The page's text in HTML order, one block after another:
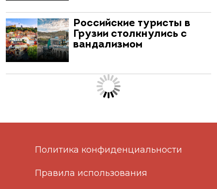
Российские туристы в
Грузии столкнулись с
вандализмом
Политика конфиденциальности
Правила использования